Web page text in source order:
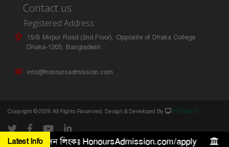
Latest Info
টাকা। আবেদন লিংকঃ HonoursAdmission.com/apply
Contact us
Registered Address
15/B Mirpur Road (2nd Floor), Opposite of Dhaka College
Dhaka-1205, Bangladesh.
info@honoursadmission.com
Copyright ©2026 All Rights Reserved. Design & Developed By Hi Tech IT